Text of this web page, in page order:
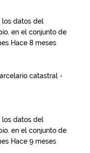
los datos del
en el conjunto de
Hace 8 meses
catastral -
los datos del
en el conjunto de
Hace 9 meses